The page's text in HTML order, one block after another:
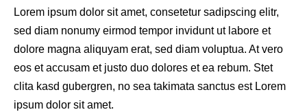
Lorem ipsum dolor sit amet, consetetur sadipscing elitr,
sed diam nonumy eirmod tempor invidunt ut labore et
dolore magna aliquyam erat, sed diam voluptua. At vero
eos et accusam et justo duo dolores et ea rebum. Stet
clita kasd gubergren, no sea takimata sanctus est Lorem
ipsum dolor sit amet.